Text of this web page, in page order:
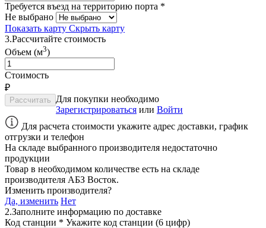
Требуется въезд на территорию порта *
Не выбрано
Показать карту Скрыть карту
3.Рассчитайте стоимость
Объем (м3)
Стоимость
₽
Для покупки необходимо
Зарегистрироваться или Войти
Для расчета стоимости укажите адрес доставки, график
отгрузки и телефон
На складе выбранного производителя недостаточно
продукции
Товар в необходимом количестве есть на складе
производителя АБЗ Восток.
Изменить производителя?
Да, изменить Нет
2.Заполните информацию по доставке
Код станции * Укажите код станции (6 цифр)